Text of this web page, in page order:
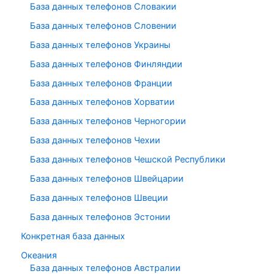
База данных телефонов Словакии
База данных телефонов Словении
База данных телефонов Украины
База данных телефонов Финляндии
База данных телефонов Франции
База данных телефонов Хорватии
База данных телефонов Черногории
База данных телефонов Чехии
База данных телефонов Чешской Республики
База данных телефонов Швейцарии
База данных телефонов Швеции
База данных телефонов Эстонии
Конкретная база данных
Океания
База данных телефонов Австралии